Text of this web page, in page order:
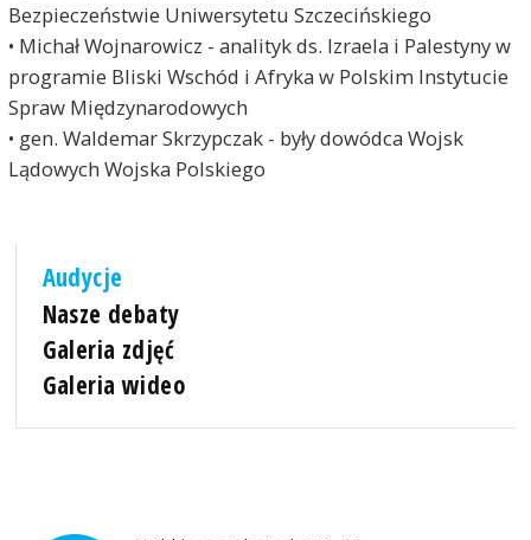
Bezpieczeństwie Uniwersytetu Szczecińskiego
• Michał Wojnarowicz - analityk ds. Izraela i Palestyny w
programie Bliski Wschód i Afryka w Polskim Instytucie
Spraw Międzynarodowych
• gen. Waldemar Skrzypczak - były dowódca Wojsk
Lądowych Wojska Polskiego
Audycje
Nasze debaty
Galeria zdjęć
Galeria wideo